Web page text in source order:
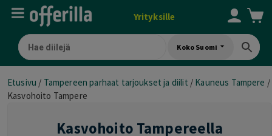
Yrityksille
Koko Suomi
Etusivu / Tampereen parhaat tarjoukset ja diilit / Kauneus Tampere /
Kasvohoito Tampere
Kasvohoito Tampereella